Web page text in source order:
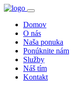
Domov
O nás
Naša ponuka
Ponúknite nám
Služby
Náš tím
Kontakt